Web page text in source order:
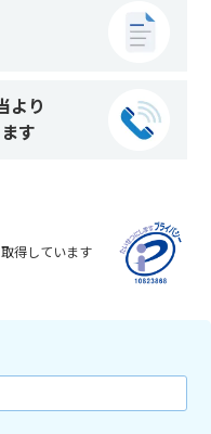
より
す
得しています